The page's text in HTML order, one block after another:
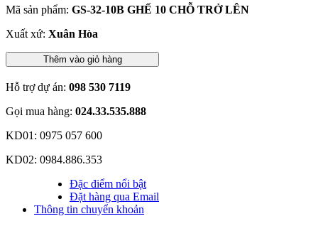
Mã sản phẩm: GS-32-10B GHẾ 10 CHỖ TRỞ LÊN
Xuất xứ: Xuân Hòa
Thêm vào giỏ hàng
Hỗ trợ dự án: 098 530 7119
Gọi mua hàng: 024.33.535.888
KD01: 0975 057 600
KD02: 0984.886.353
Đặc điểm nổi bật
Đặt hàng qua Email
Thông tin chuyển khoản